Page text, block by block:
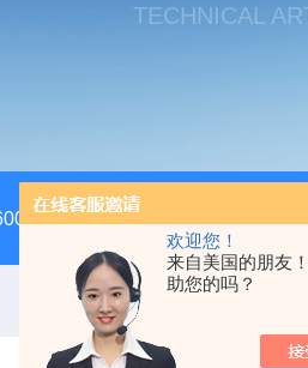
欢迎您！
来自美国的朋友
助您的吗？
TECHNICAL
吨螺栓拉伸试验机